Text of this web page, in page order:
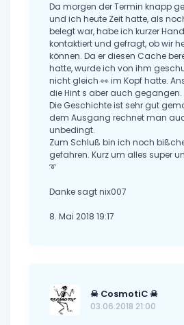
Da morgen der Termin knapp
und ich heute Zeit hatte, als
belegt war, habe ich kurzer
kontaktiert und gefragt, ob wir
können. Da er diesen Cache
hatte, wurde ich von ihm
nicht gleich 👀 im Kopf hatte.
die Hint s aber auch gegangen.
Die Geschichte ist sehr gut
dem Ausgang rechnet man
unbedingt.
Zum Schluß bin ich noch
gefahren. Kurz um alles super
➰
Danke sagt nix007
8. Mai 2018 19:17
☠ CosmotiC ☠
03.06.2018 21:00